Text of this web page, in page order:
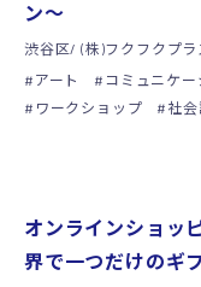
ン〜
渋谷区/ (株)フクフクプラ
アート
コミュニケー
ワークショップ
社
オンラインショッ
界で一つだけのギ